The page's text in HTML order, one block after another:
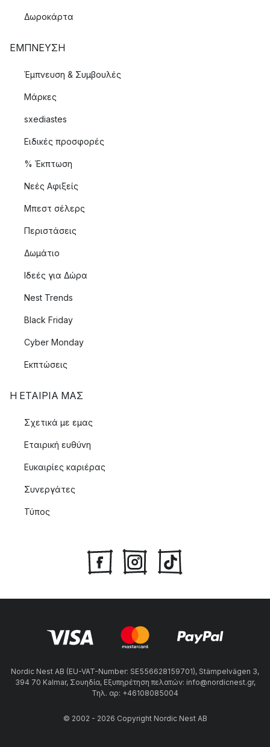
Δωροκάρτα
ΈΜΠΝΕΥΣΗ
Έμπνευση & Συμβουλές
Μάρκες
sxediastes
Ειδικές προσφορές
% Έκπτωση
Νεές Αφιξείς
Μπεστ σέλερς
Περιστάσεις
Δωμάτιο
Ιδεές για Δώρα
Nest Trends
Black Friday
Cyber Monday
Εκπτώσεις
Η ΕΤΑΊΡΙΑ ΜΑΣ
Σχετικά με εμας
Εταιρική ευθύνη
Ευκαιρίες καριέρας
Συνεργάτες
Τύπος
Nordic Nest AB (EU-VAT-Number: SE556628159701), Stämpelvägen 3,
394 70 Kalmar, Σουηδία, Εξυπηρέτηση πελατών: info@nordicnest.gr,
Τηλ. αρ: +46108085004
© 2002 - 2026 Copyright Nordic Nest AB